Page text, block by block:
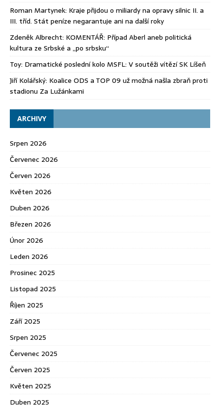
Roman Martynek: Kraje přijdou o miliardy na opravy silnic II. a
III. tříd. Stát peníze negarantuje ani na další roky
Zdeněk Albrecht: KOMENTÁŘ: Případ Aberl aneb politická
kultura ze Srbské a „po srbsku“
Toy: Dramatické poslední kolo MSFL: V soutěži vítězí SK Líšeň
Jiří Kolářský: Koalice ODS a TOP 09 už možná našla zbraň proti
stadionu Za Lužánkami
ARCHIVY
Srpen 2026
Červenec 2026
Červen 2026
Květen 2026
Duben 2026
Březen 2026
Únor 2026
Leden 2026
Prosinec 2025
Listopad 2025
Říjen 2025
Září 2025
Srpen 2025
Červenec 2025
Červen 2025
Květen 2025
Duben 2025